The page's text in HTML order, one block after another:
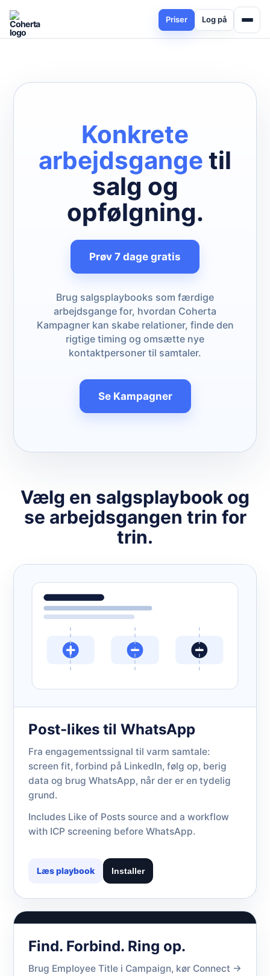
Priser Log på
Konkrete
arbejdsgange til
salg og
opfølgning.
Prøv 7 dage gratis
Brug salgsplaybooks som færdige
arbejdsgange for, hvordan Coherta
Kampagner kan skabe relationer, finde den
rigtige timing og omsætte nye
kontaktpersoner til samtaler.
Se Kampagner
Vælg en salgsplaybook og
se arbejdsgangen trin for
trin.
Post-likes til WhatsApp
Fra engagementssignal til varm samtale:
screen fit, forbind på LinkedIn, følg op, berig
data og brug WhatsApp, når der er en tydelig
grund.
Includes Like of Posts source and a workflow
with ICP screening before WhatsApp.
Læs playbook Installer
Find. Forbind. Ring op.
Brug Employee Title i Campaign, kør Connect ->